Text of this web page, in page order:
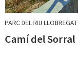
PARC DEL RIU LLOBREGAT
Camí del Sorral